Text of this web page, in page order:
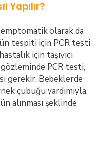
Yapılır?
olarak da
tespiti için PCR testi
için taşıyıcı
PCR testi,
gerekir. Bebeklerde
çubuğu yardımıyla,
alınması şeklinde